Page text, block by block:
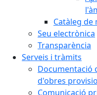
Catàleg de
Seu electrònica
Transparència
Serveis i tràmits
Documentació
d'obres
Comunicació